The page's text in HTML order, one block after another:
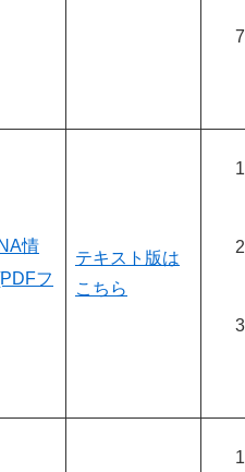
情
フ
テキスト版は
こちら